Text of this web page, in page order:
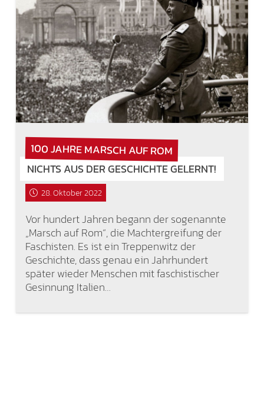
100 JAHRE MARSCH AUF ROM
NICHTS AUS DER GESCHICHTE GELERNT!
28. Oktober 2022
Vor hundert Jahren begann der sogenannte
„Marsch auf Rom“, die Machtergreifung der
Faschisten. Es ist ein Treppenwitz der
Geschichte, dass genau ein Jahrhundert
später wieder Menschen mit faschistischer
Gesinnung Italien…